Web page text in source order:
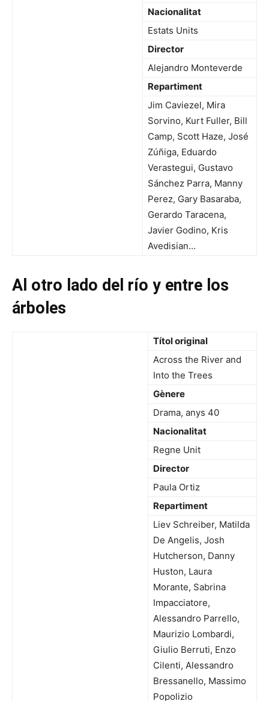
Nacionalitat
Estats Units
Director
Alejandro Monteverde
Repartiment
Jim Caviezel, Mira
Sorvino, Kurt Fuller, Bill
Camp, Scott Haze, José
Zúñiga, Eduardo
Verastegui, Gustavo
Sánchez Parra, Manny
Perez, Gary Basaraba,
Gerardo Taracena,
Javier Godino, Kris
Avedisian…
Al otro lado del río y entre los
árboles
Títol original
Across the River and
Into the Trees
Gènere
Drama, anys 40
Nacionalitat
Regne Unit
Director
Paula Ortiz
Repartiment
Liev Schreiber, Matilda
De Angelis, Josh
Hutcherson, Danny
Huston, Laura
Morante, Sabrina
Impacciatore,
Alessandro Parrello,
Maurizio Lombardi,
Giulio Berruti, Enzo
Cilenti, Alessandro
Bressanello, Massimo
Popolizio